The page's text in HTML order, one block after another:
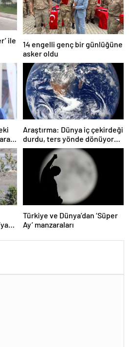
ile
14 engelli genç bir günlüğüne
asker oldu
Araştırma: Dünya iç çekirdeği
durdu, ters yönde dönüyor
olabilir
Türkiye ve Dünya’dan ‘Süper
Ay’ manzaraları